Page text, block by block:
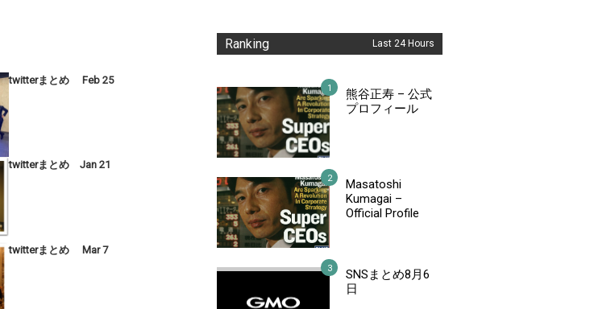
twitterまとめ Feb 25
twitterまとめ Jan 21
twitterまとめ Mar 7
Ranking Last 24 Hours
熊谷正寿 – 公式
プロフィール
Masatoshi
Kumagai –
Official Profile
SNSまとめ8月6
日